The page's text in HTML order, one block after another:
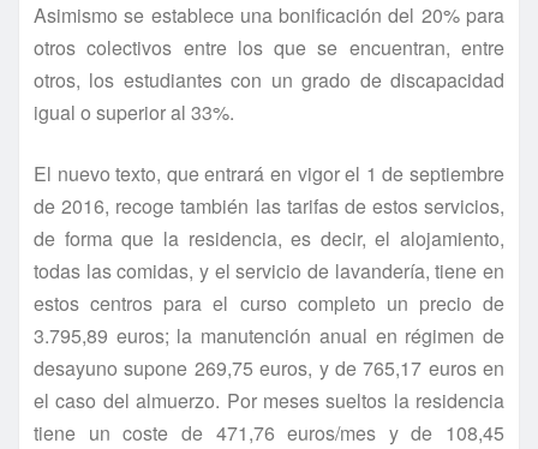
Asimismo se establece una bonificación del 20% para
otros colectivos entre los que se encuentran, entre
otros, los estudiantes con un grado de discapacidad
igual o superior al 33%.
El nuevo texto, que entrará en vigor el 1 de septiembre
de 2016, recoge también las tarifas de estos servicios,
de forma que la residencia, es decir, el alojamiento,
todas las comidas, y el servicio de lavandería, tiene en
estos centros para el curso completo un precio de
3.795,89 euros; la manutención anual en régimen de
desayuno supone 269,75 euros, y de 765,17 euros en
el caso del almuerzo. Por meses sueltos la residencia
tiene un coste de 471,76 euros/mes y de 108,45